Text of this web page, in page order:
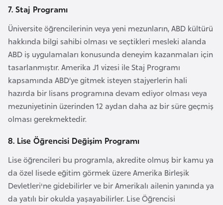
7. Staj Programı
Üniversite öğrencilerinin veya yeni mezunların, ABD kültürü
hakkında bilgi sahibi olması ve seçtikleri mesleki alanda
ABD iş uygulamaları konusunda deneyim kazanmaları için
tasarlanmıştır. Amerika J1 vizesi ile Staj Programı
kapsamında ABD’ye gitmek isteyen stajyerlerin hali
hazırda bir lisans programına devam ediyor olması veya
mezuniyetinin üzerinden 12 aydan daha az bir süre geçmiş
olması gerekmektedir.
8. Lise Öğrencisi Değişim Programı
Lise öğrencileri bu programla, akredite olmuş bir kamu ya
da özel lisede eğitim görmek üzere Amerika Birleşik
Devletleri'ne gidebilirler ve bir Amerikalı ailenin yanında ya
da yatılı bir okulda yaşayabilirler. Lise Öğrencisi
i
e
t
i
C
y
r
C